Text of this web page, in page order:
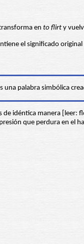
en to flirt y
el significado original
una palabra simbólica
de idéntica manera [leer:
que perdura en el